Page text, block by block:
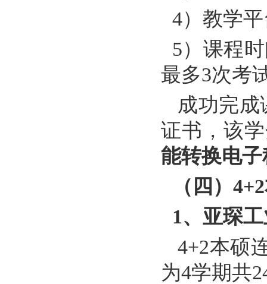
4）教学
5）课程
最多3次考
成功完
证书，该
能转换电
（四） 4+2
1、亚琛
4+2本硕
为4学期共